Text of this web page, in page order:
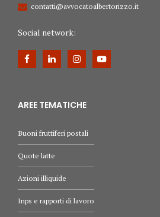
contatti@avvocatoalbertorizzo.it
Social network:
AREE TEMATICHE
Buoni fruttiferi postali
Quote latte
Azioni illiquide
Inps e rapporti di lavoro